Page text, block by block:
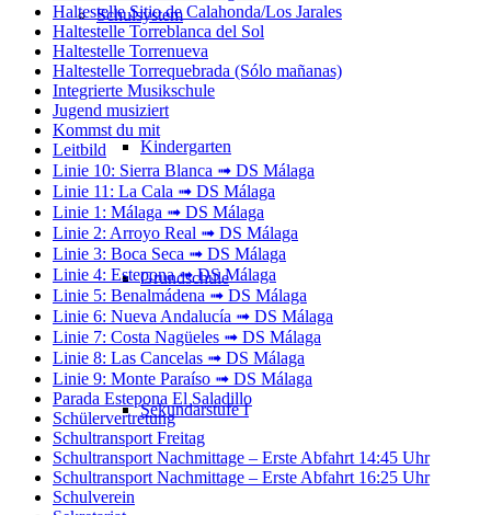
Schulsystem
Kindergarten
Grundschule
Sekundarstufe I
Haltestelle Sitio de Calahonda/Los Jarales
Haltestelle Torreblanca del Sol
Haltestelle Torrenueva
Haltestelle Torrequebrada (Sólo mañanas)
Integrierte Musikschule
Jugend musiziert
Kommst du mit
Leitbild
Linie 10: Sierra Blanca ➟ DS Málaga
Linie 11: La Cala ➟ DS Málaga
Linie 1: Málaga ➟ DS Málaga
Linie 2: Arroyo Real ➟ DS Málaga
Linie 3: Boca Seca ➟ DS Málaga
Linie 4: Estepona ➟ DS Málaga
Linie 5: Benalmádena ➟ DS Málaga
Linie 6: Nueva Andalucía ➟ DS Málaga
Linie 7: Costa Nagüeles ➟ DS Málaga
Linie 8: Las Cancelas ➟ DS Málaga
Linie 9: Monte Paraíso ➟ DS Málaga
Parada Estepona El Saladillo
Schülervertretung
Schultransport Freitag
Schultransport Nachmittage – Erste Abfahrt 14:45 Uhr
Schultransport Nachmittage – Erste Abfahrt 16:25 Uhr
Schulverein